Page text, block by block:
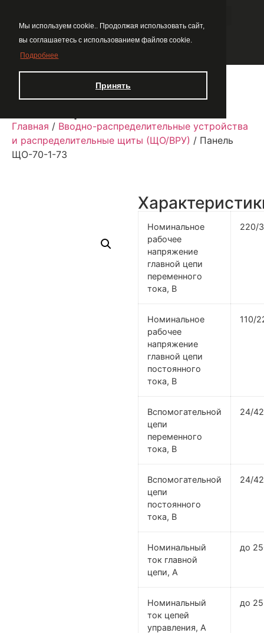
Мы используем cookie.. Продолжая использовать сайт,
вы соглашаетесь с использованием файлов cookie.
Подробнее
Принять
Главная / Вводно-распределительные устройства
и распределительные щиты (ЩО/ВРУ) / Панель
ЩО-70-1-73
Номинальное
рабочее
напряжение
главной цепи
переменного
тока, В
220/
Номинальное
рабочее
напряжение
главной цепи
постоянного
тока, В
110/
Вспомогательной
цепи
переменного
тока, В
24/
Вспомогательной
цепи
постоянного
тока, В
24/
Номинальный
ток главной
цепи, А
до
Номинальный
ток цепей
управления, А
до 25